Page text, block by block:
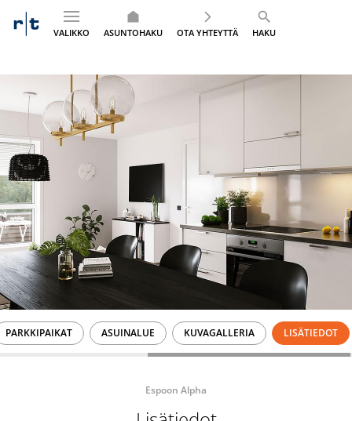
VALIKKO ASUNTOHAKU OTA YHTEYTTÄ HAKU
PARKKIPAIKAT ASUINALUE KUVAGALLERIA LISÄTIEDOT
Espoon Alpha